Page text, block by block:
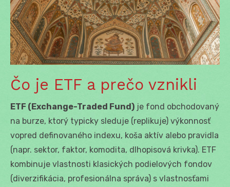
Čo je ETF a prečo vznikli
ETF (Exchange-Traded Fund) je fond obchodovaný
na burze, ktorý typicky sleduje (replikuje) výkonnosť
vopred definovaného indexu, koša aktív alebo pravidla
(napr. sektor, faktor, komodita, dlhopisová krivka). ETF
kombinuje vlastnosti klasických podielových fondov
(diverzifikácia, profesionálna správa) s vlastnosťami